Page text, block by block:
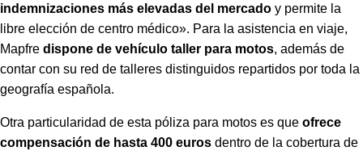
indemnizaciones más elevadas del mercado y permite la
libre elección de centro médico». Para la asistencia en viaje,
Mapfre dispone de vehículo taller para motos, además de
contar con su red de talleres distinguidos repartidos por toda la
geografía española.
Otra particularidad de esta póliza para motos es que ofrece
compensación de hasta 400 euros dentro de la cobertura de